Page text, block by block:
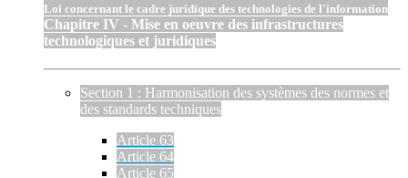
Loi concernant le cadre juridique des technologies de l'information
Chapitre IV - Mise en oeuvre des infrastructures
technologiques et juridiques
Section 1 : Harmonisation des systèmes des normes et
des standards techniques
Article 63
Article 64
Article 65